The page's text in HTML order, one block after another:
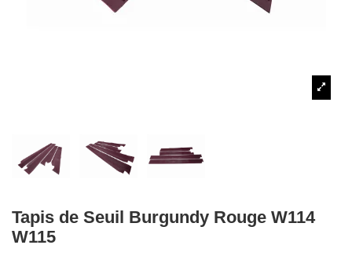
Tapis de Seuil Burgundy Rouge W114
W115